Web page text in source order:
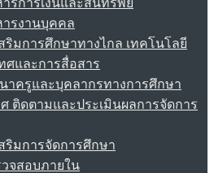
รการเงินและสินทรัพย์
รงานบุคคล
ริมการศึกษาทางไกล เทคโนโลยี
ศและการสื่อสาร
ครูและบุคลากรทางการศึกษา
ติดตามและประเมินผลการจัดการ
ริมการจัดการศึกษา
จสอบภายใน